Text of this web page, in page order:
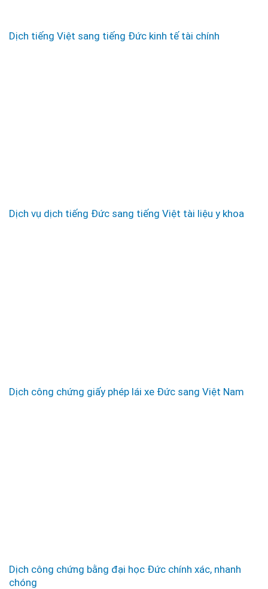
Dịch tiếng Việt sang tiếng Đức kinh tế tài chính
Dịch vụ dịch tiếng Đức sang tiếng Việt tài liệu y khoa
Dịch công chứng giấy phép lái xe Đức sang Việt Nam
Dịch công chứng bằng đại học Đức chính xác, nhanh
chóng